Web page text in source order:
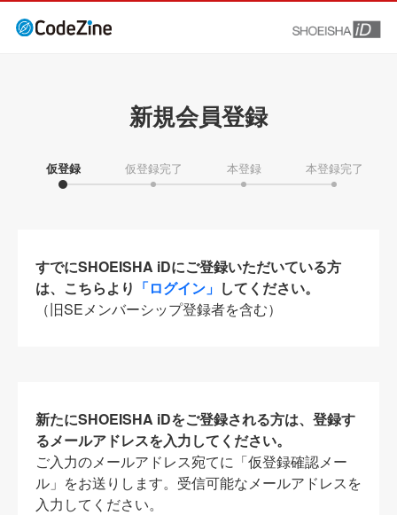
新規会員登録
仮登録 仮登録完了 本登録 本登録完了
すでにSHOEISHA iDにご登録いただいている方
は、こちらより 「ログイン」 してください。
（旧SEメンバーシップ登録者を含む）
新たにSHOEISHA iDをご登録される方は、登録す
るメールアドレスを入力してください。
ご入力のメールアドレス宛てに「仮登録確認メー
ル」をお送りします。受信可能なメールアドレスを
入力してください。